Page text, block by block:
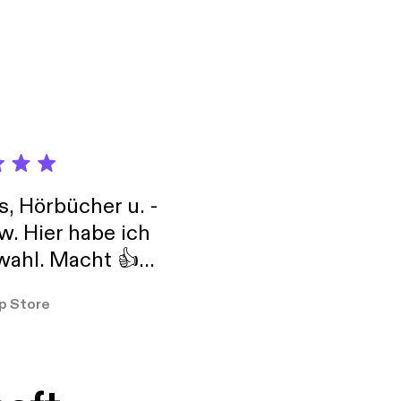
message
Hörbücher u. -
Hier habe ich
Macht 👍
Store